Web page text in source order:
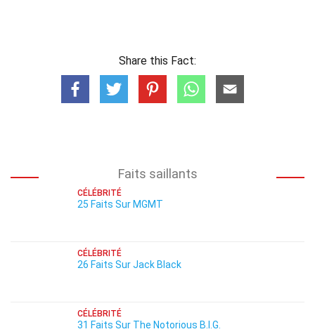
Share this Fact:
Faits saillants
CÉLÉBRITÉ
25 Faits Sur MGMT
CÉLÉBRITÉ
26 Faits Sur Jack Black
CÉLÉBRITÉ
31 Faits Sur The Notorious B.I.G.